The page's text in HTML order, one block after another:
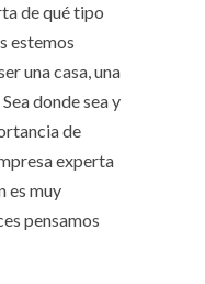
de qué tipo
estemos
una casa, una
donde sea y
de
experta
es muy
pensamos